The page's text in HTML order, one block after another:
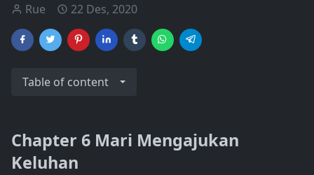
Rue 22 Des, 2020
Table of content
Chapter 6 Mari Mengajukan
Keluhan